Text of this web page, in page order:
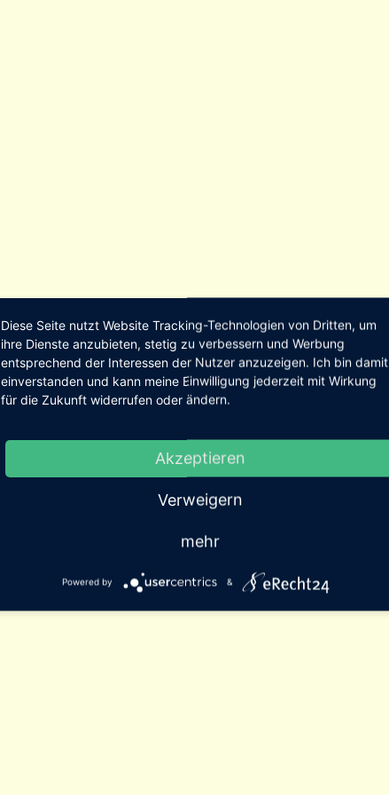
Diese Seite nutzt Website Tracking-Technologien von Dritten, um
ihre Dienste anzubieten, stetig zu verbessern und Werbung
entsprechend der Interessen der Nutzer anzuzeigen. Ich bin damit
einverstanden und kann meine Einwilligung jederzeit mit Wirkung
für die Zukunft widerrufen oder ändern.
Akzeptieren
Verweigern
mehr
Powered by &